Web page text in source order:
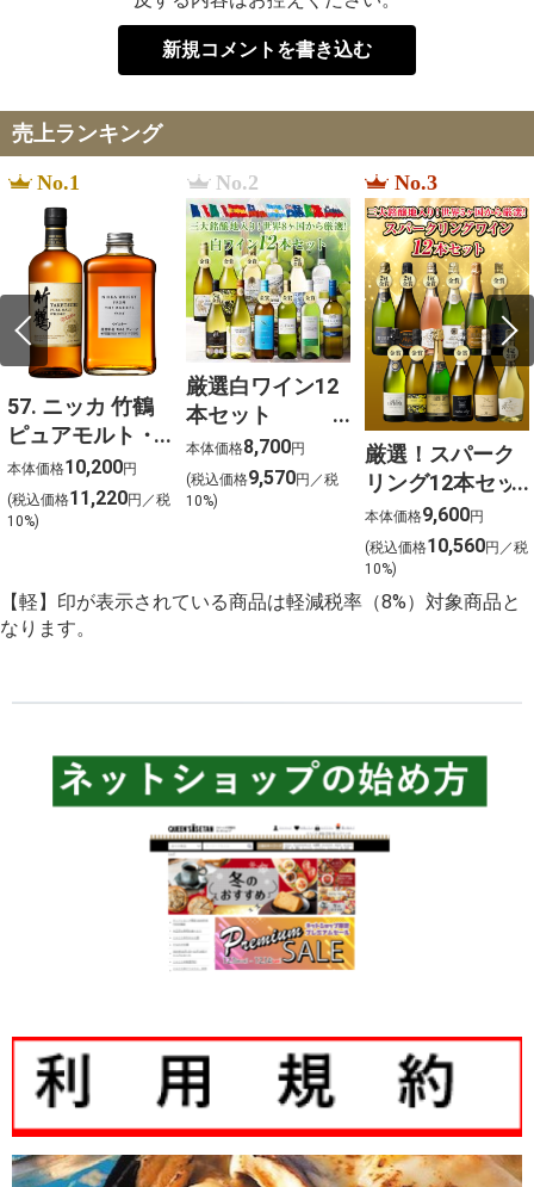
新規コメントを書き込む
売上ランキング
No.1
57. ニッカ 竹鶴
ピュアモルト・
フロムザバレル
ウイスキー2本セ
ット【北海道ご
本体価格10,200円
(税込価格11,220円／税
10%)
No.2
厳選白ワイン12
本セット
750ml×12
本体価格8,700円
(税込価格9,570円／税
10%)
No.3
厳選！スパーク
リング12本セッ
ト 金賞受賞ワイ
ンを含む１２本
を選びました！
本体価格9,600円
(税込価格10,560円／税
10%)
【軽】印が表示されている商品は軽減税率（8%）対象商品と
なります。